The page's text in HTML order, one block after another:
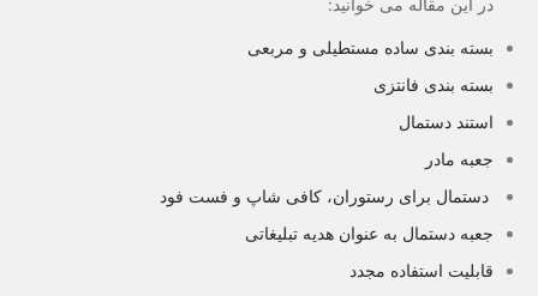
در این مقاله می خوانید:
بسته بندی ساده مستطیلی و مربعی
بسته بندی فانتزی
استند دستمال
جعبه مادر
دستمال برای رستوران، کافی شاپ و فست فود
جعبه دستمال به عنوان هدیه تبلیغاتی
قابلیت استفاده مجدد